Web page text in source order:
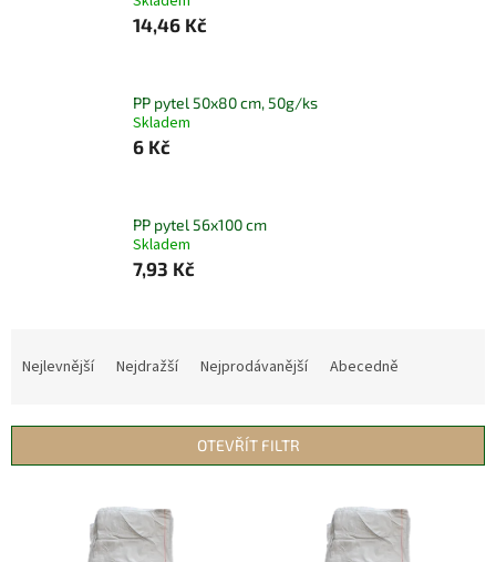
14,46 Kč
PP pytel 50x80 cm, 50g/ks
Skladem
6 Kč
PP pytel 56x100 cm
Skladem
7,93 Kč
í
Nejlevnější Nejdražší Nejprodávanější Abecedně
OTEVŘÍT FILTR